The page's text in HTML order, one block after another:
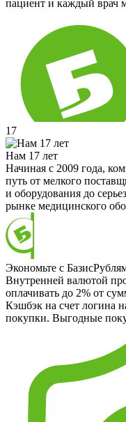
пациент и каждый врач
17
Нам 17 лет
Начиная с 2009 года,
путь от мелкого
и оборудования до
рынке медицинского
Экономьте с
Внутренней валютой
оплачивать до 2% от
Кэшбэк на счет логина
покупки. Выгодные